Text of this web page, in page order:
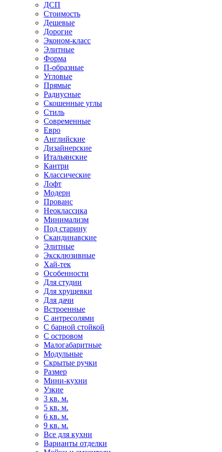
ДСП
Стоимость
Дешевые
Дорогие
Эконом-класс
Элитные
Форма
П-образные
Угловые
Прямые
Радиусные
Скошенные углы
Стиль
Современные
Евро
Английские
Дизайнерские
Итальянские
Кантри
Классические
Лофт
Модерн
Прованс
Неоклассика
Минимализм
Под старину
Скандинавские
Элитные
Эксклюзивные
Хай-тек
Особенности
Для студии
Для хрущевки
Для дачи
Встроенные
С антресолями
С барной стойкой
С островом
Малогабаритные
Модульные
Скрытые ручки
Размер
Мини-кухни
Узкие
3 кв. м.
5 кв. м.
6 кв. м.
9 кв. м.
Все для кухни
Варианты отделки